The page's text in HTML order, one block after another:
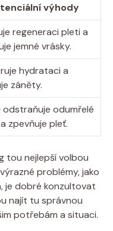
výhody
regeneraci pleti a
jemné vrásky.
hydrataci a
záněty.
odstraňuje odumřelé
zpevňuje pleť.
tou nejlepší volbou
problémy, jako
je dobré konzultovat
najít tu správnou
potřebám a situaci.